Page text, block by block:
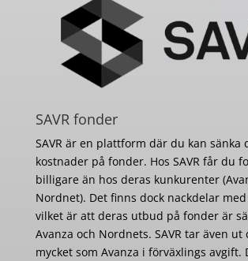
SAVR fonder
SAVR är en plattform där du kan sänka
kostnader på fonder. Hos SAVR får du
billigare än hos deras kunkurenter
Nordnet). Det finns dock nackdelar med
vilket är att deras utbud på fonder är
Avanza och Nordnets. SAVR tar även
mycket som Avanza i förväxlings avgift.